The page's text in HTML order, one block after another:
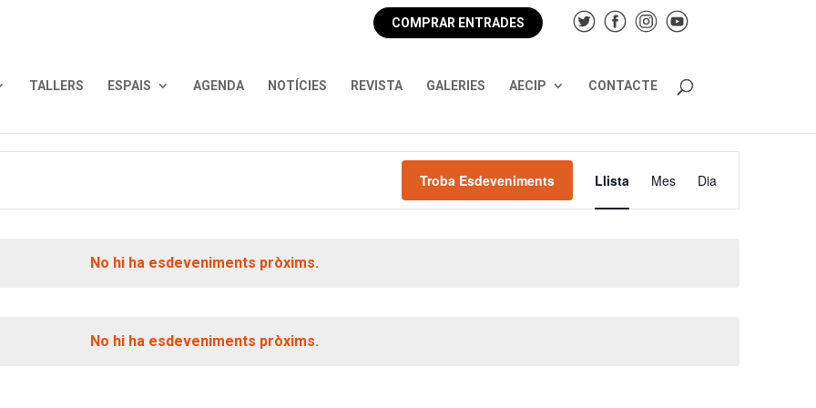
COMPRAR ENTRADES
TALLERS ESPAIS AGENDA NOTÍCIES REVISTA GALERIES AECIP CONTACTE
No hi ha esdeveniments pròxims.
No hi ha esdeveniments pròxims.
Troba Esdeveniments de
Llista Mes Dia